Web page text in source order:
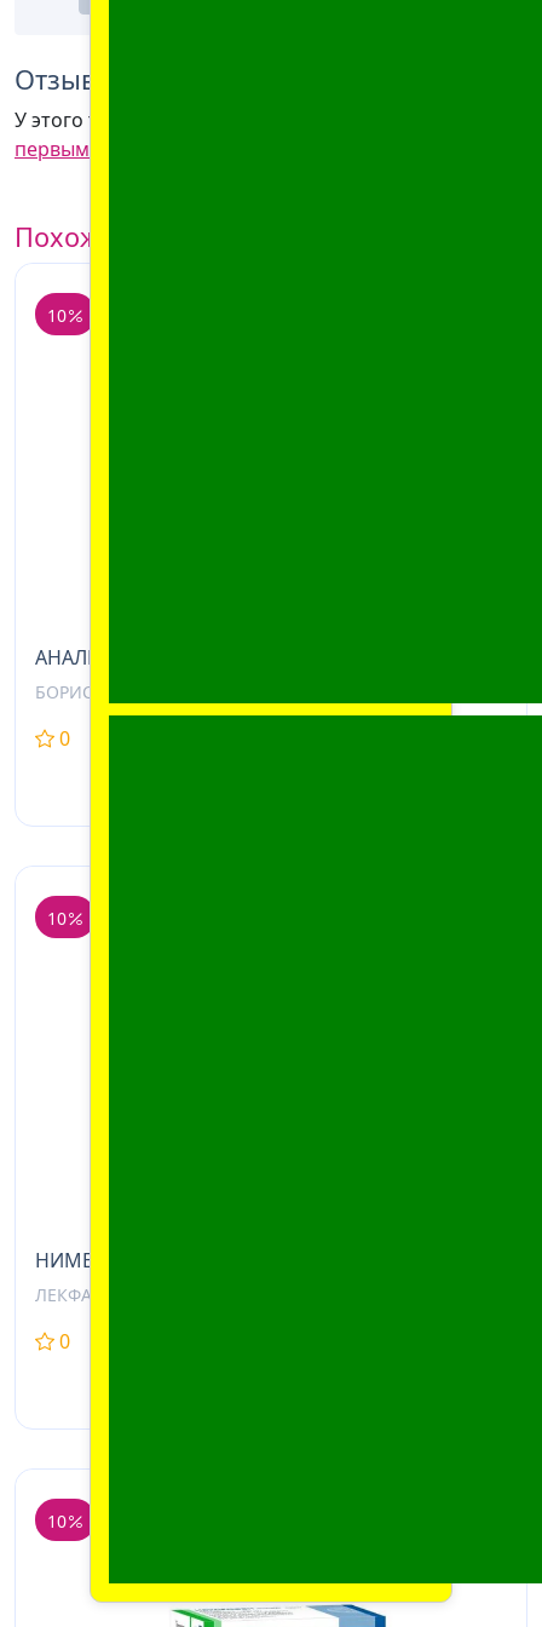
Отзывы клиентов
У этого товара пока нет отзывов —
первым.
Похожие товары
10
АНАЛЬГИН ТАБЛ., 500МГ, №20
БОРИСОВСКИЙ ЗМП, БЕЛАРУСЬ
0
10
НИМЕСУЛИД ТАБЛ., 100МГ, №20
ЛЕКФАРМ, БЕЛАРУСЬ
0
10